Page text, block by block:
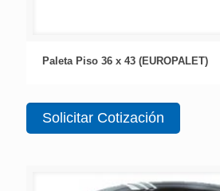
Paleta Piso 36 x 43 (EUROPALET)
Solicitar Cotización